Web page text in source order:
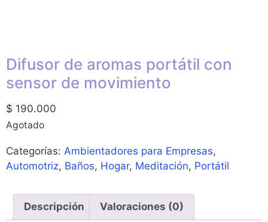
Difusor de aromas portátil con
sensor de movimiento
$ 190.000
Agotado
Categorías: Ambientadores para Empresas,
Automotriz, Baños, Hogar, Meditación, Portátil
Descripción Valoraciones (0)